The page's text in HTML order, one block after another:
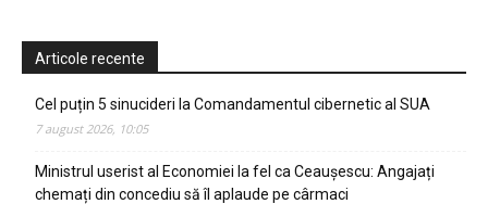
Articole recente
Cel puțin 5 sinucideri la Comandamentul cibernetic al SUA
7 august 2026, 10:05
Ministrul userist al Economiei la fel ca Ceaușescu: Angajați
chemați din concediu să îl aplaude pe cârmaci